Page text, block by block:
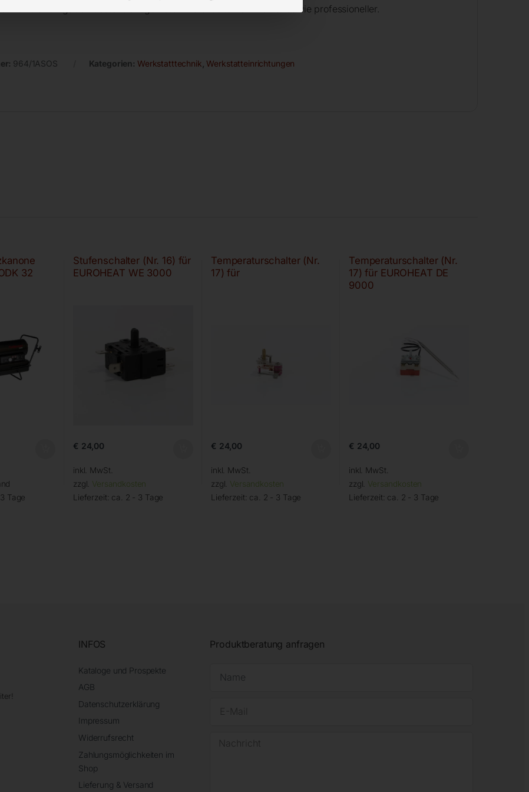
Werkstattaufgaben bestens ausgerüstet und arbeiten effizienter sowie professioneller.
964/1ASOS Kategorien: Werkstatttechnik Werkstatteinrichtungen
32
Tage
Stufenschalter (Nr. 16) für
EUROHEAT WE 3000
€ 24,00
inkl. MwSt.
zzgl. Versandkosten
Lieferzeit: ca. 2 - 3 Tage
Temperaturschalter (Nr.
17) für
€ 24,00
inkl. MwSt.
zzgl. Versandkosten
Lieferzeit: ca. 2 - 3 Tage
Temperaturschalter (Nr.
17) für EUROHEAT DE
9000
€ 24,00
inkl. MwSt.
zzgl. Versandkosten
Lieferzeit: ca. 2 - 3 Tage
INFOS
Kataloge und Prospekte
AGB
Datenschutzerklärung
Impressum
Widerrufsrecht
Zahlungsmöglichkeiten im
Shop
Lieferung & Versand
Produktberatung anfragen